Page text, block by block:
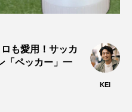
も愛用！サッカ
「ペッカー」一
KEI